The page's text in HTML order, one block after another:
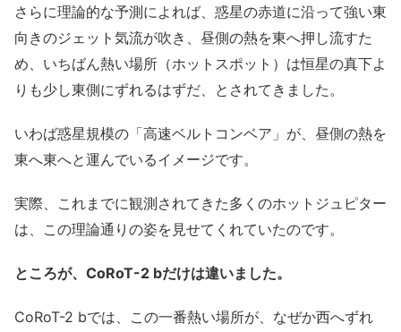
さらに理論的な予測によれば、惑星の赤道に沿って強い東
向きのジェット気流が吹き、昼側の熱を東へ押し流すた
め、いちばん熱い場所（ホットスポット）は恒星の真下よ
りも少し東側にずれるはずだ、とされてきました。
いわば惑星規模の「高速ベルトコンベア」が、昼側の熱を
東へ東へと運んでいるイメージです。
実際、これまでに観測されてきた多くのホットジュピター
は、この理論通りの姿を見せてくれていたのです。
ところが、CoRoT-2 bだけは違いました。
CoRoT-2 bでは、この一番熱い場所が、なぜか西へずれ